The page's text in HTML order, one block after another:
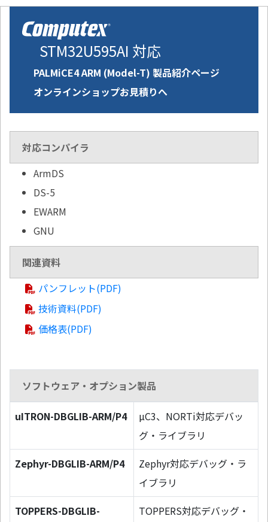
STM32U595AI 対応
PALMiCE4 ARM (Model-T) 製品紹介ページ
オンラインショップお見積りへ
対応コンパイラ
ArmDS
DS-5
EWARM
GNU
関連資料
パンフレット(PDF)
技術資料(PDF)
価格表(PDF)
ソフトウェア・オプション製品
uITRON-DBGLIB-ARM/P4
µC3、NORTi対応デバッ
グ・ライブラリ
Zephyr-DBGLIB-ARM/P4
Zephyr対応デバッグ・ラ
イブラリ
TOPPERS-DBGLIB-
TOPPERS対応デバッグ・